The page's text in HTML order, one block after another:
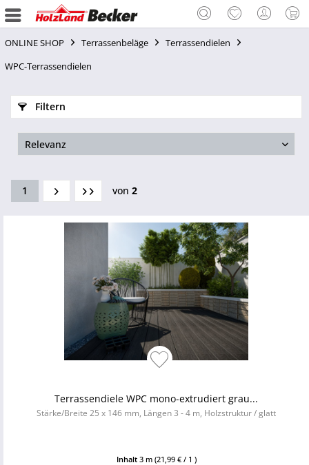
ONLINE SHOP Terrassenbeläge
Terrassendielen
WPC-Terrassendielen
Filtern
1 von 2
Terrassendiele WPC mono-extrudiert grau...
Stärke/Breite 25 x 146 mm, Längen 3 - 4 m, Holzstruktur / glatt
Inhalt 3 m (21,99 € / 1 )